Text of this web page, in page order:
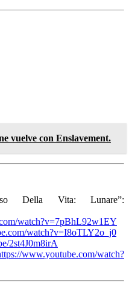
vuelve con Enslavement.
Della Vita: Lunare”:
watch?v=7pBhL92w1EY
watch?v=I8oTLY2o_j0
2st4J0m8irA
www.youtube.com/watch?